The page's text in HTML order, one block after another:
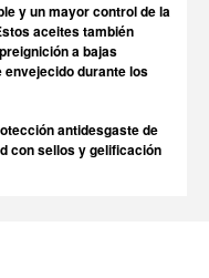
y un mayor control de la
aceites también
a bajas
durante los
antidesgaste de
con sellos y gelificación